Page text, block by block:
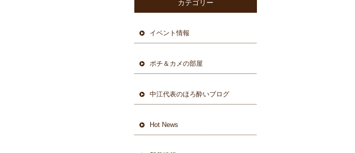
カテゴリー
イベント情報
ポチ＆カメの部屋
中江代表のほろ酔いブログ
Hot News